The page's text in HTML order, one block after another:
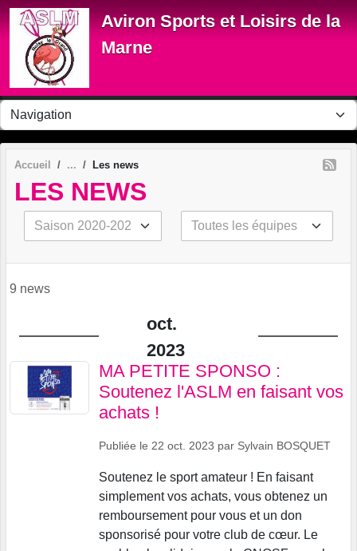
Aviron Sports et Loisirs de la
Marne
Accueil Les news
LES NEWS
9 news
oct.
2023
MA PETITE SPONSO :
Soutenez l'ASLM en faisant vos
achats !
Publiée le 22 oct. 2023 par Sylvain BOSQUET
Soutenez le sport amateur ! En faisant
simplement vos achats, vous obtenez un
remboursement pour vous et un don
sponsorisé pour votre club de cœur. Le
Panneau de gestion des cookies